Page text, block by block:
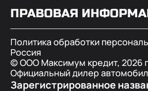
ПРАВОВАЯ
Политика обработки
Россия
© ООО Максимум кредит, 2026
Официальный дилер
Зарегистрированное